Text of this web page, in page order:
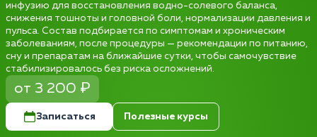
инфузию для восстановления водно-солевого баланса,
снижения тошноты и головной боли, нормализации давления и
пульса. Состав подбирается по симптомам и хроническим
заболеваниям, после процедуры — рекомендации по питанию,
сну и препаратам на ближайшие сутки, чтобы самочувствие
стабилизировалось без риска осложнений.
от 3 200 ₽
Записаться Полезные курсы